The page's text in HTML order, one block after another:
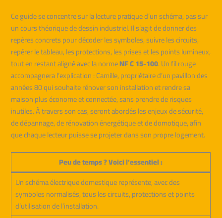
Ce guide se concentre sur la lecture pratique d’un schéma, pas sur
un cours théorique de dessin industriel. Il s’agit de donner des
repères concrets pour décoder les symboles, suivre les circuits,
repérer le tableau, les protections, les prises et les points lumineux,
tout en restant aligné avec la normeNF C 15-100. Un fil rouge
accompagnera l’explication : Camille, propriétaire d’un pavillon des
années 80 qui souhaite rénover son installation et rendre sa
maison plus économe et connectée, sans prendre de risques
inutiles. À travers son cas, seront abordés les enjeux de sécurité,
de dépannage, de rénovation énergétique et de domotique, afin
que chaque lecteur puisse se projeter dans son propre logement.
Peu de temps ? Voici l’essentiel :
Un schéma électrique domestique représente, avec des
symboles normalisés, tous les circuits, protections et points
d’utilisation de l’installation.